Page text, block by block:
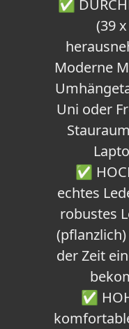
✅
(39
Moderne
Uni oder
✅
echtes
robustes
der Zeit
✅